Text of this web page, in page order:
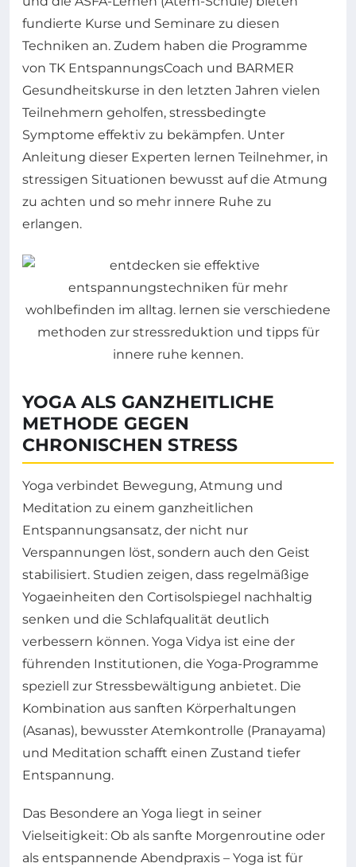
fundierte Kurse und Seminare zu diesen
Techniken an. Zudem haben die Programme
von TK EntspannungsCoach und BARMER
Gesundheitskurse in den letzten Jahren vielen
Teilnehmern geholfen, stressbedingte
Symptome effektiv zu bekämpfen. Unter
Anleitung dieser Experten lernen Teilnehmer, in
stressigen Situationen bewusst auf die Atmung
zu achten und so mehr innere Ruhe zu
erlangen.
YOGA ALS GANZHEITLICHE
METHODE GEGEN
CHRONISCHEN STRESS
Yoga verbindet Bewegung, Atmung und
Meditation zu einem ganzheitlichen
Entspannungsansatz, der nicht nur
Verspannungen löst, sondern auch den Geist
stabilisiert. Studien zeigen, dass regelmäßige
Yogaeinheiten den Cortisolspiegel nachhaltig
senken und die Schlafqualität deutlich
verbessern können. Yoga Vidya ist eine der
führenden Institutionen, die Yoga-Programme
speziell zur Stressbewältigung anbietet. Die
Kombination aus sanften Körperhaltungen
(Asanas), bewusster Atemkontrolle (Pranayama)
und Meditation schafft einen Zustand tiefer
Entspannung.
Das Besondere an Yoga liegt in seiner
Vielseitigkeit: Ob als sanfte Morgenroutine oder
als entspannende Abendpraxis – Yoga ist für